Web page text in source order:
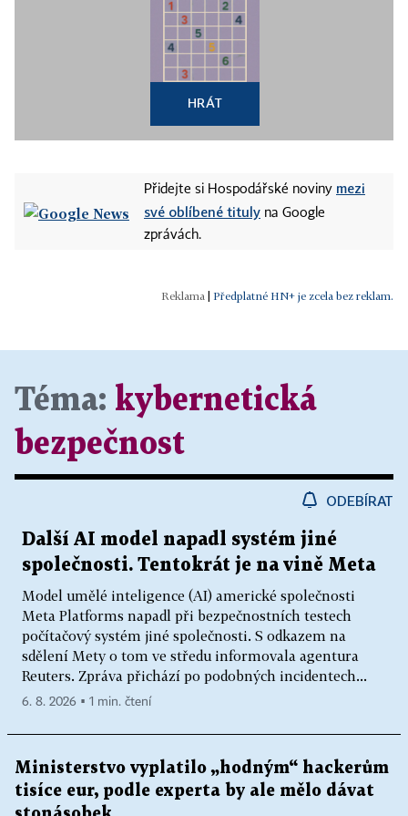
HRÁT
Přidejte si Hospodářské noviny mezi
své oblíbené tituly na Google
zprávách.
Předplatné HN+ je zcela bez reklam.
Téma: kybernetická
bezpečnost
ODEBÍRAT
Další AI model napadl systém jiné
společnosti. Tentokrát je na vině Meta
Model umělé inteligence (AI) americké společnosti
Meta Platforms napadl při bezpečnostních testech
počítačový systém jiné společnosti. S odkazem na
sdělení Mety o tom ve středu informovala agentura
Reuters. Zpráva přichází po podobných incidentech...
6. 8. 2026 ▪ 1 min. čtení
Ministerstvo vyplatilo „hodným“ hackerům
tisíce eur, podle experta by ale mělo dávat